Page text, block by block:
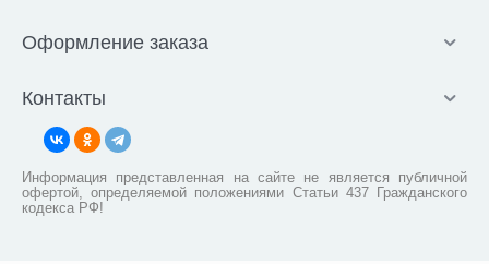
Оформление заказа
Контакты
Информация представленная на сайте не является публичной
офертой, определяемой положениями Статьи 437 Гражданского
кодекса РФ!